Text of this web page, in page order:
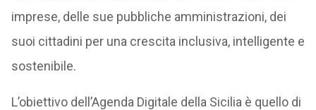
imprese, delle sue pubbliche amministrazioni, dei
suoi cittadini per una crescita inclusiva, intelligente e
sostenibile.
L’obiettivo dell’Agenda Digitale della Sicilia è quello di